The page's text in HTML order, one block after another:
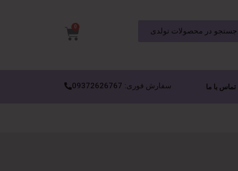
جستجو در محصولات تولدی 0
تماس با ما سفارش فوری: 09372626767